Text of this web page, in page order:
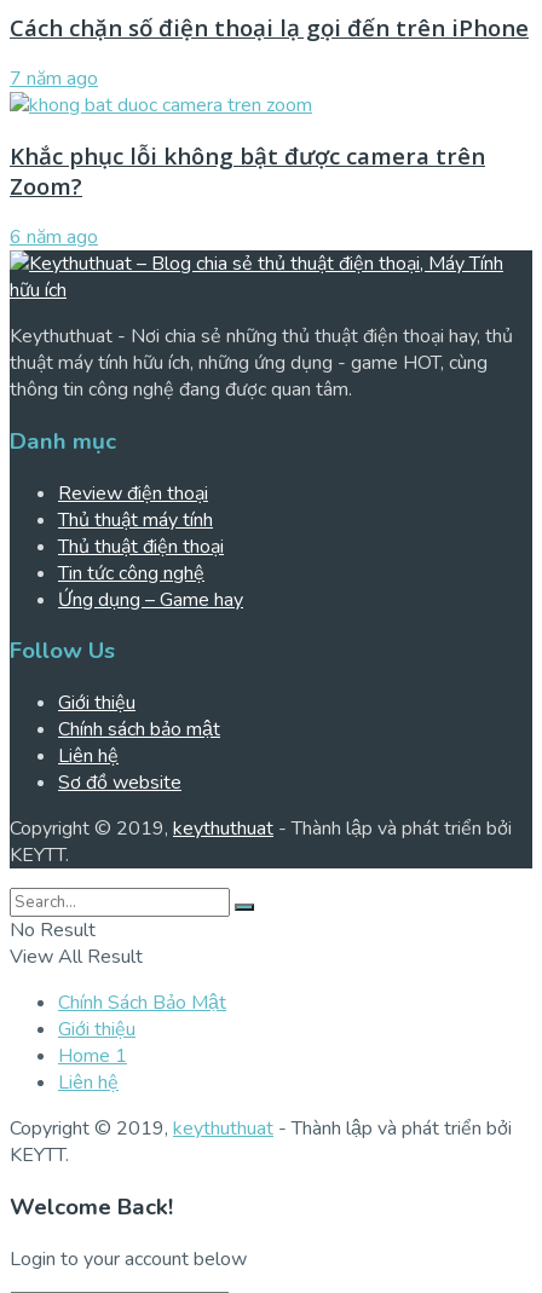
Cách chặn số điện thoại lạ gọi đến trên iPhone
7 năm ago
Khắc phục lỗi không bật được camera trên
Zoom?
6 năm ago
Keythuthuat - Nơi chia sẻ những thủ thuật điện thoại hay, thủ
thuật máy tính hữu ích, những ứng dụng - game HOT, cùng
thông tin công nghệ đang được quan tâm.
Danh mục
Review điện thoại
Thủ thuật máy tính
Thủ thuật điện thoại
Tin tức công nghệ
Ứng dụng – Game hay
Follow Us
Giới thiệu
Chính sách bảo mật
Liên hệ
Sơ đồ website
Copyright © 2019, keythuthuat - Thành lập và phát triển bởi
KEYTT.
No Result
View All Result
Chính Sách Bảo Mật
Giới thiệu
Home 1
Liên hệ
Copyright © 2019, keythuthuat - Thành lập và phát triển bởi
KEYTT.
Welcome Back!
Login to your account below